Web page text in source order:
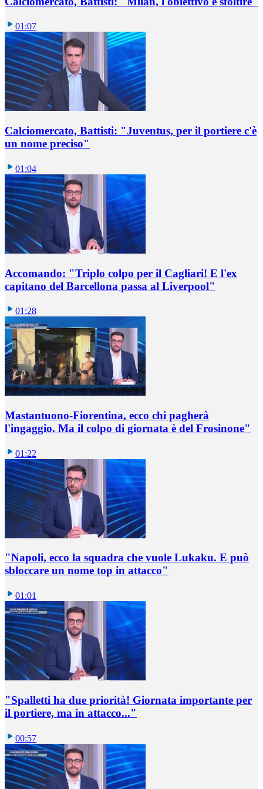
01:07
Calciomercato, Battisti: "Juventus, per il portiere c'è
un nome preciso"
01:04
Accomando: "Triplo colpo per il Cagliari! E l'ex
capitano del Barcellona passa al Liverpool"
01:28
Mastantuono-Fiorentina, ecco chi pagherà
l'ingaggio. Ma il colpo di giornata è del Frosinone"
01:22
"Napoli, ecco la squadra che vuole Lukaku. E può
sbloccare un nome top in attacco"
01:01
"Spalletti ha due priorità! Giornata importante per
il portiere, ma in attacco..."
00:57